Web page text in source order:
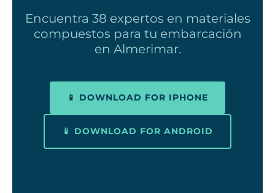
Encuentra 38 expertos en materiales
compuestos para tu embarcación
en Almerimar.
📱 DOWNLOAD FOR IPHONE
📱 DOWNLOAD FOR ANDROID